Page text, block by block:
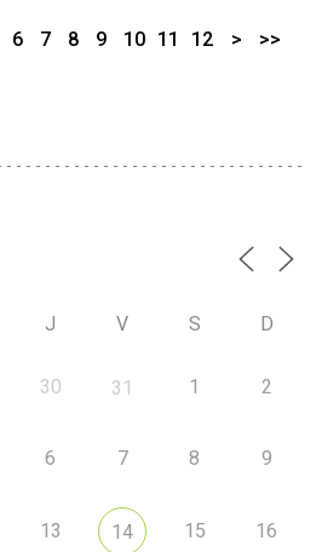
6 7 8 9 10 11 12 > >>
J V S D
30 31 1 2
6 7 8 9
13 14 15 16